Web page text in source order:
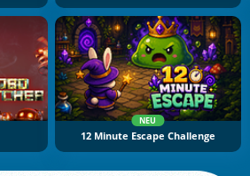
NEU
12 Minute Escape Challenge